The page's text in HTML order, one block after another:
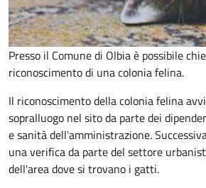
Presso il Comune di Olbia è possibile
riconoscimento di una colonia felina.
Il riconoscimento della colonia felina
sopralluogo nel sito da parte dei
e sanità dell'amministrazione.
una verifica da parte del settore
dell'area dove si trovano i gatti.